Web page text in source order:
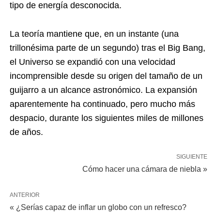
tipo de energía desconocida.
La teoría mantiene que, en un instante (una
trillonésima parte de un segundo) tras el Big Bang,
el Universo se expandió con una velocidad
incomprensible desde su origen del tamaño de un
guijarro a un alcance astronómico. La expansión
aparentemente ha continuado, pero mucho más
despacio, durante los siguientes miles de millones
de años.
SIGUIENTE
Cómo hacer una cámara de niebla »
ANTERIOR
« ¿Serías capaz de inflar un globo con un refresco?